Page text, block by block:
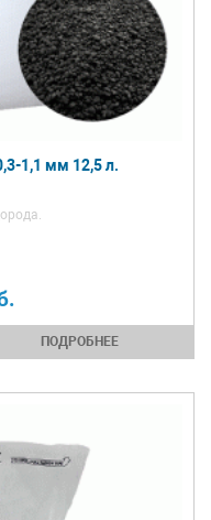
1,1 мм 12,5 л.
ПОДРОБНЕЕ